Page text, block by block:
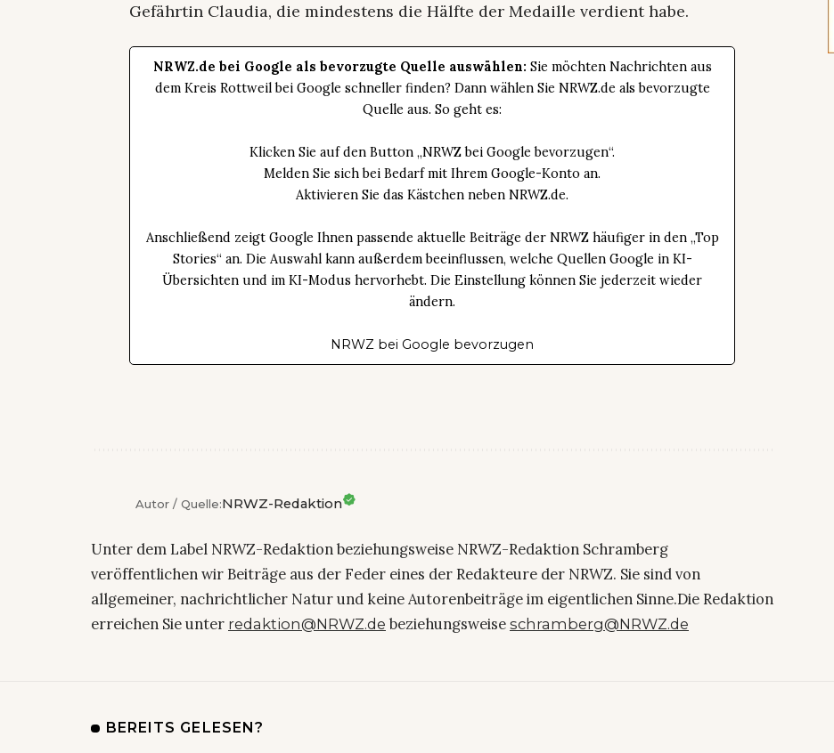
Gefährtin Claudia, die mindestens die Hälfte der Medaille verdient habe.
NRWZ.de bei Google als bevorzugte Quelle auswählen: Sie möchten Nachrichten aus
dem Kreis Rottweil bei Google schneller finden? Dann wählen Sie NRWZ.de als bevorzugte
Quelle aus. So geht es:
Klicken Sie auf den Button „NRWZ bei Google bevorzugen“.
Melden Sie sich bei Bedarf mit Ihrem Google-Konto an.
Aktivieren Sie das Kästchen neben NRWZ.de.
Anschließend zeigt Google Ihnen passende aktuelle Beiträge der NRWZ häufiger in den „Top
Stories“ an. Die Auswahl kann außerdem beeinflussen, welche Quellen Google in KI-
Übersichten und im KI-Modus hervorhebt. Die Einstellung können Sie jederzeit wieder
ändern.
NRWZ bei Google bevorzugen
Autor / Quelle:NRWZ-Redaktion
Unter dem Label NRWZ-Redaktion beziehungsweise NRWZ-Redaktion Schramberg
veröffentlichen wir Beiträge aus der Feder eines der Redakteure der NRWZ. Sie sind von
allgemeiner, nachrichtlicher Natur und keine Autorenbeiträge im eigentlichen Sinne.Die Redaktion
erreichen Sie unter redaktion@NRWZ.de beziehungsweise schramberg@NRWZ.de
BEREITS GELESEN?